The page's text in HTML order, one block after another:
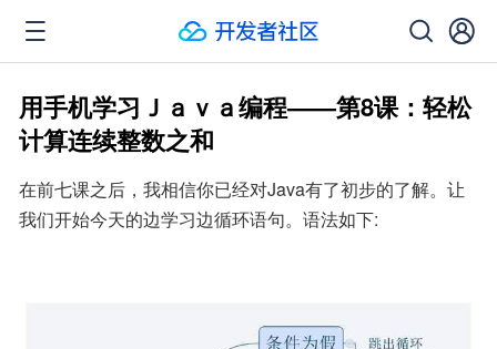
用手机学习Ｊａｖａ编程——第8课：轻松
计算连续整数之和
在前七课之后，我相信你已经对Java有了初步的了解。让
我们开始今天的边学习边循环语句。语法如下: